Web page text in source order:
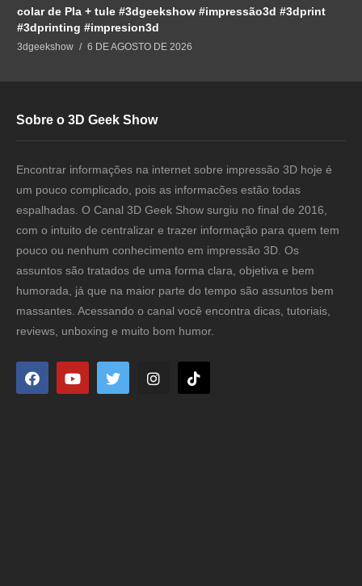
colar de Pla + tule #3dgeekshow #impressão3d #3dprint
#3dprinting #impresion3d
3dgeekshow 6 DE AGOSTO DE 2026
Sobre o 3D Geek Show
Encontrar informações na internet sobre impressão 3D hoje é
um pouco complicado, pois as informacões estão todas
espalhadas. O Canal 3D Geek Show surgiu no final de 2016,
com o intuito de centralizar e trazer informação para quem tem
pouco ou nenhum conhecimento em impressão 3D. Os
assuntos são tratados de uma forma clara, objetiva e bem
humorada, já que na maior parte do tempo são assuntos bem
massantes. Acessando o canal você encontra dicas, tutoriais,
reviews, unboxing e muito bom humor.